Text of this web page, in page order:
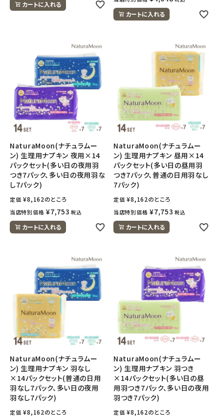
カートに入れる
カートに入れる
NaturaMoon(ナチュラムー
ン) 生理用ナプキン 夜用×14
パックセット(多い日の夜用羽
つき7パック、多い日の夜用羽な
し7パック)
定価 ¥8,162のところ
当店特別価格 ¥7,753 税込
カートに入れる
NaturaMoon(ナチュラムー
ン) 生理用ナプキン 昼用×14
パックセット(多い日の昼用羽
つき7パック、普通の日用羽なし
7パック)
定価 ¥8,162のところ
当店特別価格 ¥7,753 税込
カートに入れる
NaturaMoon(ナチュラムー
ン) 生理用ナプキン 羽なし
×14パックセット(普通の日用
羽なし7パック、多い日の夜用
羽なし7パック)
定価 ¥8,162のところ
NaturaMoon(ナチュラムー
ン) 生理用ナプキン 羽つき
×14パックセット(多い日の昼
用羽つき7パック、多い日の夜用
羽つき7パック)
定価 ¥8,162のところ